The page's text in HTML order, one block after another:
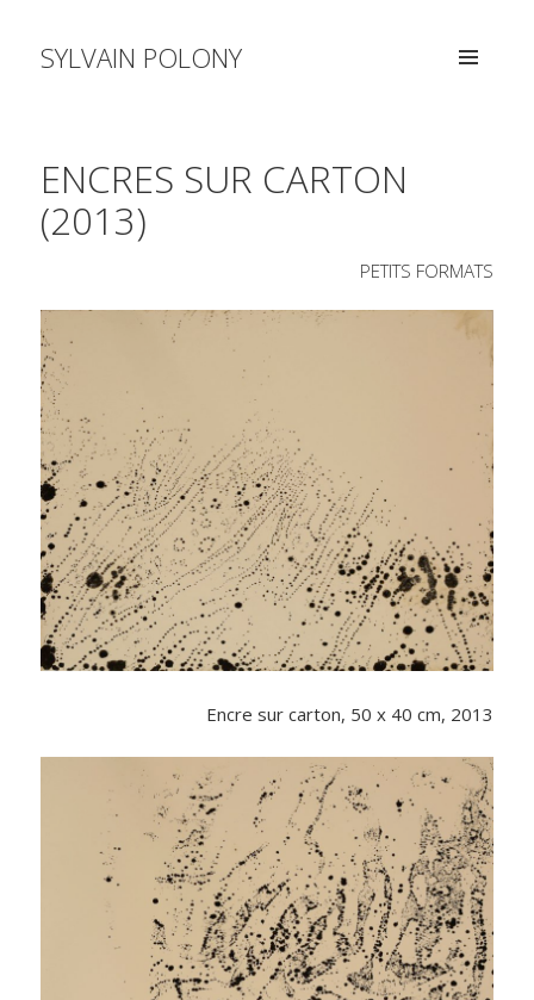
SYLVAIN POLONY
ENCRES SUR CARTON
(2013)
PETITS FORMATS
Encre sur carton, 50 x 40 cm, 2013